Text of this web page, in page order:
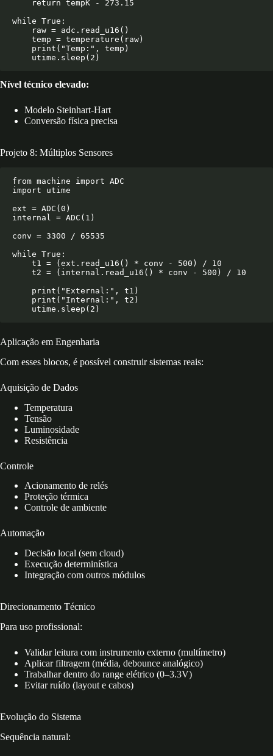
while True:
Nível técnico elevado:
Modelo Steinhart-Hart
Conversão física precisa
Projeto 8: Múltiplos Sensores
from machine import ADC
import utime
ext = ADC(0)
internal = ADC(1)
conv = 3300 / 65535
while True:
Aplicação em Engenharia
Com esses blocos, é possível construir sistemas reais:
Aquisição de Dados
Temperatura
Tensão
Luminosidade
Resistência
Controle
Acionamento de relés
Proteção térmica
Controle de ambiente
Automação
Decisão local (sem cloud)
Execução determinística
Integração com outros módulos
Direcionamento Técnico
Para uso profissional:
Validar leitura com instrumento externo (multímetro)
Aplicar filtragem (média, debounce analógico)
Trabalhar dentro do range elétrico (0–3.3V)
Evitar ruído (layout e cabos)
Evolução do Sistema
Sequência natural: